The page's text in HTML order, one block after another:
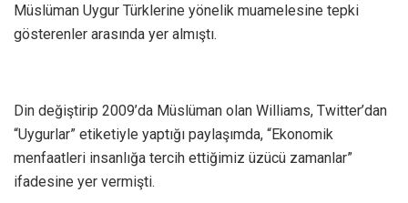
Müslüman Uygur Türklerine yönelik muamelesine tepki
gösterenler arasında yer almıştı.
Din değiştirip 2009’da Müslüman olan Williams, Twitter’dan
“Uygurlar” etiketiyle yaptığı paylaşımda, “Ekonomik
menfaatleri insanlığa tercih ettiğimiz üzücü zamanlar”
ifadesine yer vermişti.